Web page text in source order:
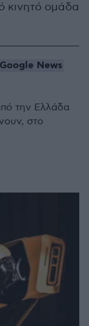
ομάδα
News
την Ελλάδα
στο